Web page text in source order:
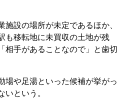
設の場所が未定であるほか、
も移転地に未買収の土地が残
相手があることなので」と歯切
や足湯といった候補が挙がっ
いという。